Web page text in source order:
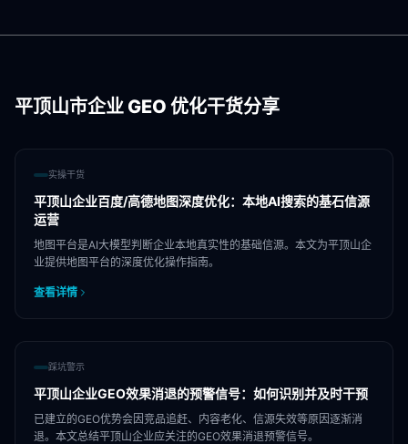
平顶山市企业 GEO 优化干货分享
实操干货
平顶山企业百度/高德地图深度优化：本地AI搜索的基石信源
运营
地图平台是AI大模型判断企业本地真实性的基础信源。本文为平顶山企
业提供地图平台的深度优化操作指南。
查看详情
踩坑警示
平顶山企业GEO效果消退的预警信号：如何识别并及时干预
已建立的GEO优势会因竞品追赶、内容老化、信源失效等原因逐渐消
退。本文总结平顶山企业应关注的GEO效果消退预警信号。